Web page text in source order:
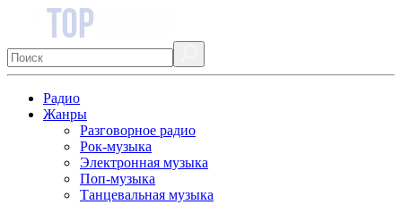
Радио
Жанры
Разговорное радио
Рок-музыка
Электронная музыка
Поп-музыка
Танцевальная музыка